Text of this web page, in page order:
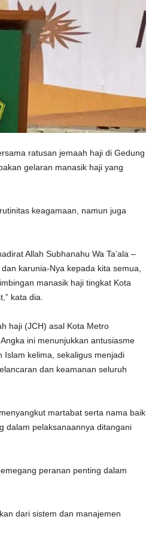
ratusan jemaah haji di Gedung
gelaran manasik haji yang
keagamaan, namun juga
Allah Subhanahu Wa Ta’ala –
karunia-Nya kepada kita semua,
manasik haji tingkat Kota
kata dia.
haji (JCH) asal Kota Metro
ini menunjukkan antusiasme
kelima, sekaligus menjadi
dan keamanan seluruh
martabat serta nama baik
dalam pelaksanaannya ditangani
peranan penting dalam
dari sistem dan manajemen